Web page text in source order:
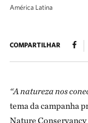
América Latina
COMPARTILHAR
“A natureza nos
tema da campanha
Nature